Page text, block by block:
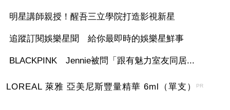
明星講師親授！醒吾三立學院打造影視新星
追蹤訂閱娛樂星聞 給你最即時的娛樂星鮮事
BLACKPINK Jennie被問「跟有魅力室友同居...
LOREAL 萊雅 亞美尼斯豐量精華 6ml（單支） PR